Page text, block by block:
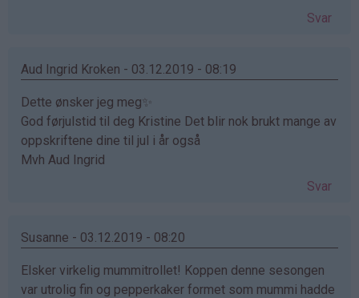
Svar
Aud Ingrid Kroken - 03.12.2019 - 08:19
Dette ønsker jeg meg✨
God førjulstid til deg Kristine Det blir nok brukt mange av
oppskriftene dine til jul i år også
Mvh Aud Ingrid
Svar
Susanne - 03.12.2019 - 08:20
Elsker virkelig mummitrollet! Koppen denne sesongen
var utrolig fin og pepperkaker formet som mummi hadde